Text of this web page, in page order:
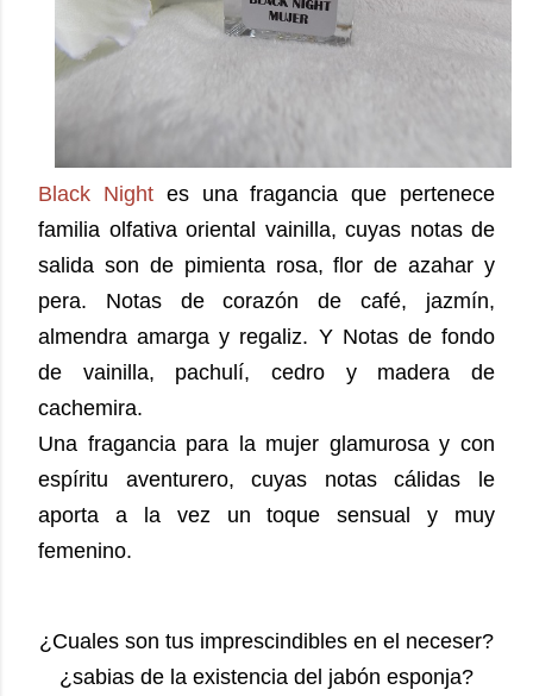
Black Nightes una fragancia que pertenece
familia olfativa oriental vainilla, cuyas notas de
salida son de pimienta rosa, flor de azahar y
pera. Notas de corazón de café, jazmín,
almendra amarga y regaliz. Y Notas de fondo
de vainilla, pachulí, cedro y madera de
cachemira.
Una fragancia para la mujer glamurosa y con
espíritu aventurero, cuyas notas cálidas le
aporta a la vez un toque sensual y muy
femenino.
¿Cuales son tus imprescindibles en el neceser?
¿sabias de la existencia del jabón esponja?